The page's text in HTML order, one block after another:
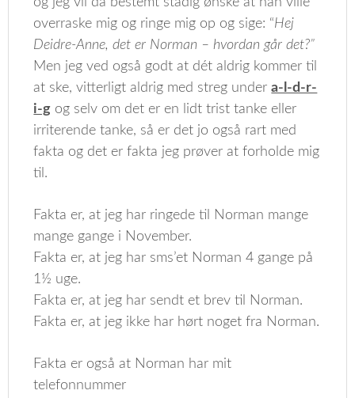
overraske mig og ringe mig op og sige: “Hej
Deidre-Anne, det er Norman – hvordan går det?”
Men jeg ved også godt at dét aldrig kommer til
at ske, vitterligt aldrig med streg undera-l-d-r-
i-g og selv om det er en lidt trist tanke eller
irriterende tanke, så er det jo også rart med
fakta og det er fakta jeg prøver at forholde mig
til.
Fakta er, at jeg har ringede til Norman mange
mange gange i November.
Fakta er, at jeg har sms’et Norman 4 gange på
1½ uge.
Fakta er, at jeg har sendt et brev til Norman.
Fakta er, at jeg ikke har hørt noget fra Norman.
Fakta er også at Norman har mit
telefonnummer